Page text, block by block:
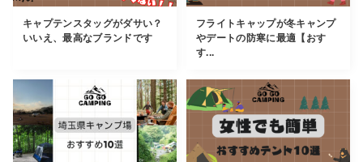
キャプテンスタッグがダサい？
いいえ、最高なブランドです
フライトキャップが冬キャンプ
やデートの防寒に最適【おす
す...